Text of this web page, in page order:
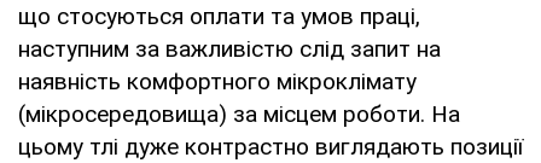
що стосуються оплати та умов праці,
наступним за важливістю слід запит на
наявність комфортного мікроклімату
(мікросередовища) за місцем роботи. На
цьому тлі дуже контрастно виглядають позиції